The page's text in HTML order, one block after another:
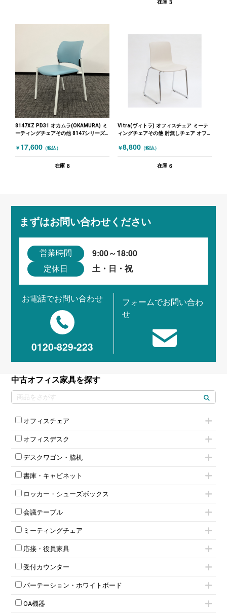
在庫 3
8147XZ PD31 オカムラ(OKAMURA) ミ
ーティングチェアその他 8147シリーズ
￥ 17,600 （税込）
在庫 8
Vitra(ヴィトラ) オフィスチェア ミーテ
ィングチェアその他 肘無しチェア オフ
￥8,800 （税込）
在庫 6
まずはお問い合わせください
営業時間 9:00～18:00
定休日 土・日・祝
お電話でお問い合わせ
0120-829-223
フォームでお問い合わ
せ
中古オフィス家具を探す
オフィスチェア
肘無しチェア
役員チェア
オフィスチェアその他
オフィスデスク
フリーアドレスデスク（ベンチデスク）
昇降デスク
両袖机
デスクワゴン・脇机
インワゴン2段
インワゴン3段
脇机
書庫・キャビネット
ハイキャビネット
ローキャビネット
両開きキャビネット
上下連結キャビネット
軽量ラック（スチールラック）
収納家具その他
両開書庫
ラテラル書庫
ロッカー・シューズボックス
1人用ロッカー
2人用ロッカー
3人用ロッカー
5人用ロッカー
8人用ロッカー
多人数ロッカー
ダイヤル錠ロッカー
会議テーブル
スタッキングテーブル
ネスティングテーブル
カウンターテーブル
T字脚テーブル
会議テーブルW1200～
ミーティングチェア
キャスター付きミーティングチェア
スタッキングミーティングチェア
テーブル付きミーティングチェア
折りたたみミーティングチェア
ハイチェア
応接・役員家具
応接セット
応接ソファ
応接チェア
応接・役員家具その他
受付カウンター
ローカウンター
ラウンジカウンター
パーテーション・ホワイトボード
パーテーション
自立タイプパーテーション
OA機器